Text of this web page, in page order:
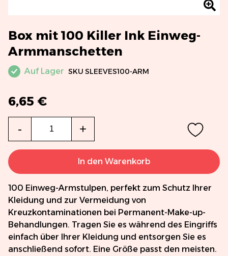
Box mit 100 Killer Ink Einweg-
Armmanschetten
Auf Lager SKU SLEEVES100-ARM
6,65 €
- +
In den Warenkorb
100 Einweg-Armstulpen, perfekt zum Schutz Ihrer
Kleidung und zur Vermeidung von
Kreuzkontaminationen bei Permanent-Make-up-
Behandlungen. Tragen Sie es während des Eingriffs
einfach über Ihrer Kleidung und entsorgen Sie es
anschließend sofort. Eine Größe passt den meisten.